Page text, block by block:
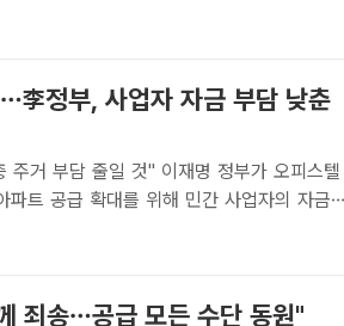
약정방식 사업' 공모를 본격 시행한다.
李정부, 사업자 자금 부담 낮춘
것" 이재명 정부가 오피스텔
파트 공급 확대를 위해 민간 사업자의 자금
부터 전면 시행한다. /뉴시스[더팩트｜이중
죄송…공급 모든 수단 동원"